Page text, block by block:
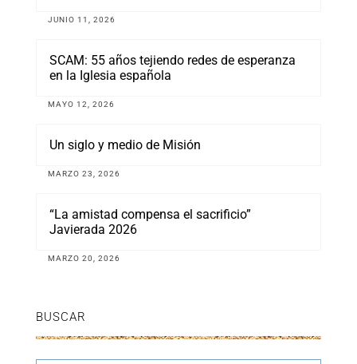
JUNIO 11, 2026
SCAM: 55 años tejiendo redes de esperanza
en la Iglesia española
MAYO 12, 2026
Un siglo y medio de Misión
MARZO 23, 2026
“La amistad compensa el sacrificio”
Javierada 2026
MARZO 20, 2026
BUSCAR